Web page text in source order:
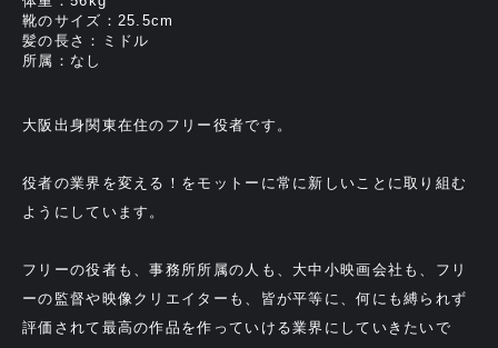
靴のサイズ：25.5cm
髪の長さ：ミドル
所属：なし
大阪出身関東在住のフリー役者です。
役者の業界を変える！をモットーに常に新しいことに取り組む
ようにしています。
フリーの役者も、事務所所属の人も、大中小映画会社も、フリ
ーの監督や映像クリエイターも、皆が平等に、何にも縛られず
評価されて最高の作品を作っていける業界にしていきたいで